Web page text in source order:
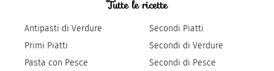
Tutte le ricette
Antipasti di Verdure
Primi Piatti
Pasta con Pesce
Secondi Piatti
Secondi di Verdure
Secondi di Pesce